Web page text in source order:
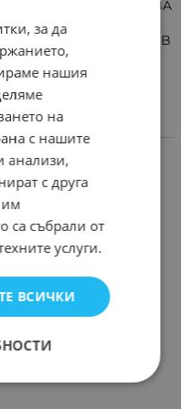
32W1334G TOSHIBA
37BV700G
TOSHIBA 40L1333B
TOSHIBA RC3902
за да
нашия
на
с нашите
анализи,
с друга
им
са събрали от
услуги.
ВСИЧКИ